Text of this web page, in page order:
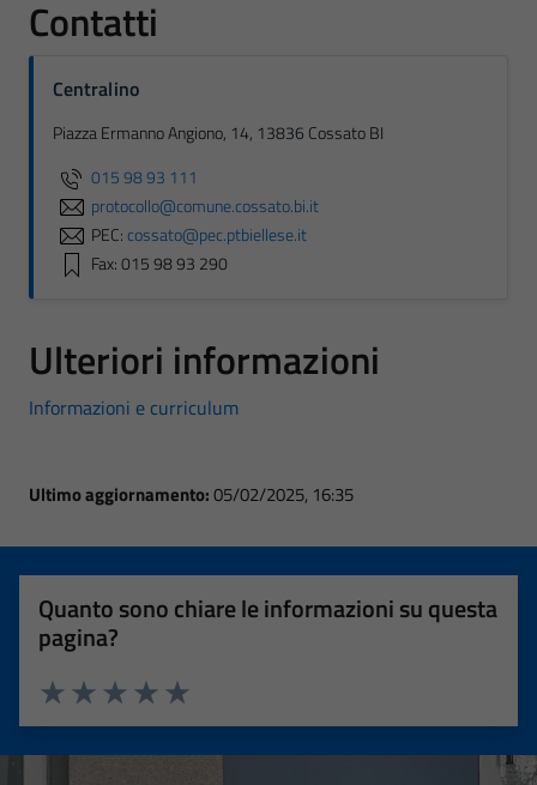
Contatti
Centralino
Piazza Ermanno Angiono, 14, 13836 Cossato BI
015 98 93 111
protocollo@comune.cossato.bi.it
PEC:cossato@pec.ptbiellese.it
Fax: 015 98 93 290
Ulteriori informazioni
Informazioni e curriculum
Ultimo aggiornamento:05/02/2025, 16:35
Quanto sono chiare le informazioni su questa
pagina?
Valuta 5 stelle su 5
Valuta 4 stelle su 5
Valuta 3 stelle su 5
Valuta 2 stelle su 5
Valuta 1 stelle su 5